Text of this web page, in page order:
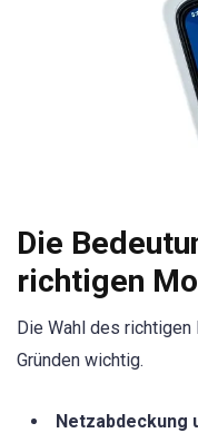
Die
richtigen
Die Wahl des
Gründen wichtig.
Netzabdeckung